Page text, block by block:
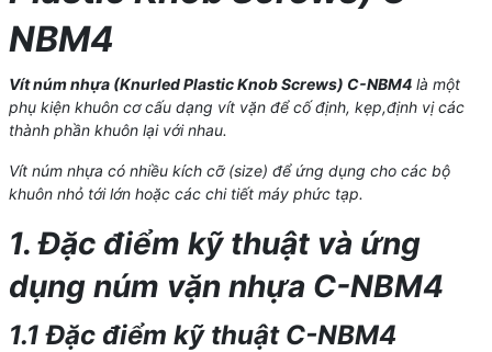
NBM4
Vít núm nhựa (Knurled Plastic Knob Screws) C-NBM4 là một
phụ kiện khuôn cơ cấu dạng vít vặn để cố định, kẹp,định vị các
thành phần khuôn lại với nhau.
Vít núm nhựa có nhiều kích cỡ (size) để ứng dụng cho các bộ
khuôn nhỏ tới lớn hoặc các chi tiết máy phức tạp.
1. Đặc điểm kỹ thuật và ứng
dụng núm vặn nhựa C-NBM4
1.1 Đặc điểm kỹ thuật C-NBM4